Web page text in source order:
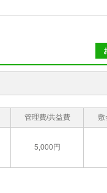
管理費/共益費 敷
5,000円